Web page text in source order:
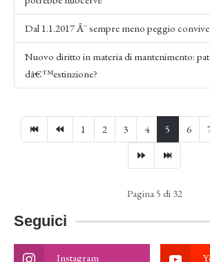
Dal 1.1.2017 Ã¨ sempre meno peggio
Nuovo diritto in materia di mantenimento:
dâ€™estinzione?
1 2 3 4 5 6
Pagina 5 di 32
Seguici
Instagram